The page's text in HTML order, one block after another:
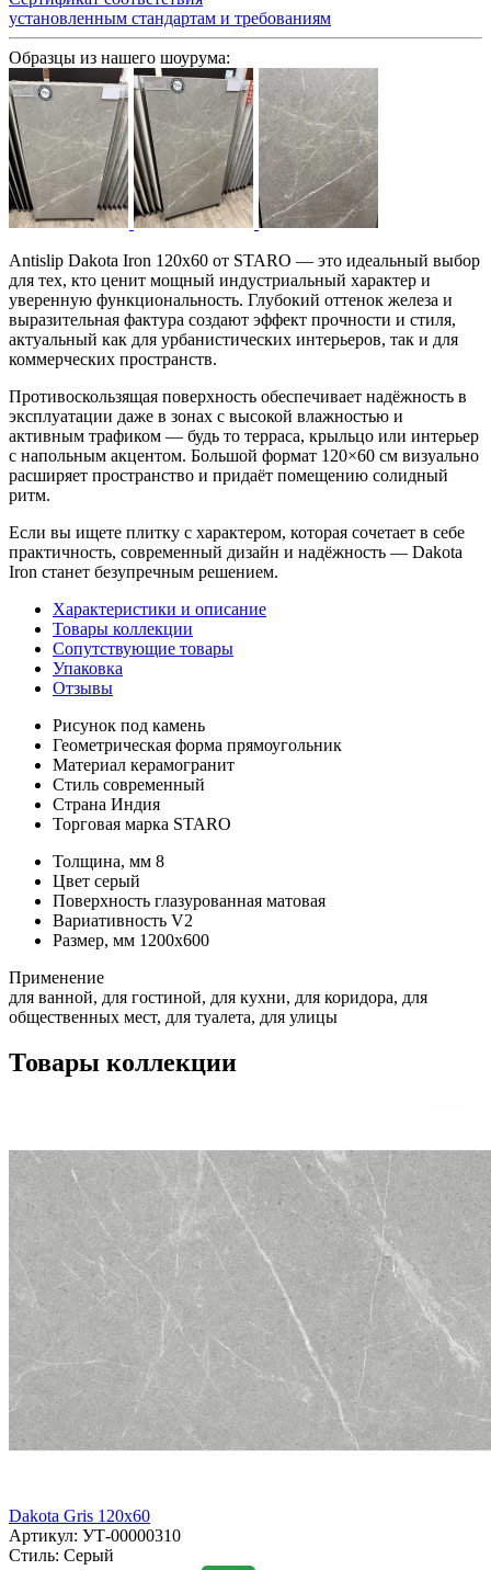
установленным стандартам и требованиям
Образцы из нашего шоурума:
Antislip Dakota Iron 120x60 от STARO — это идеальный выбор
для тех, кто ценит мощный индустриальный характер и
уверенную функциональность. Глубокий оттенок железа и
выразительная фактура создают эффект прочности и стиля,
актуальный как для урбанистических интерьеров, так и для
коммерческих пространств.
Противоскользящая поверхность обеспечивает надёжность в
эксплуатации даже в зонах с высокой влажностью и
активным трафиком — будь то терраса, крыльцо или интерьер
с напольным акцентом. Большой формат 120×60 см визуально
расширяет пространство и придаёт помещению солидный
ритм.
Если вы ищете плитку с характером, которая сочетает в себе
практичность, современный дизайн и надёжность — Dakota
Iron станет безупречным решением.
Характеристики и описание
Товары коллекции
Сопутствующие товары
Упаковка
Отзывы
Рисунок под камень
Геометрическая форма прямоугольник
Материал керамогранит
Стиль современный
Страна Индия
Торговая марка STARO
Толщина, мм 8
Цвет серый
Поверхность глазурованная матовая
Вариативность V2
Размер, мм 1200х600
Применение
для ванной, для гостиной, для кухни, для коридора, для
общественных мест, для туалета, для улицы
Товары коллекции
Dakota Gris 120x60
Артикул: УТ-00000310
Стиль: Серый